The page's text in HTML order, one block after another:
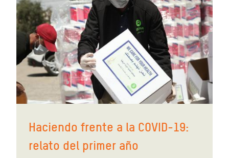
Haciendo frente a la COVID-19:
relato del primer año